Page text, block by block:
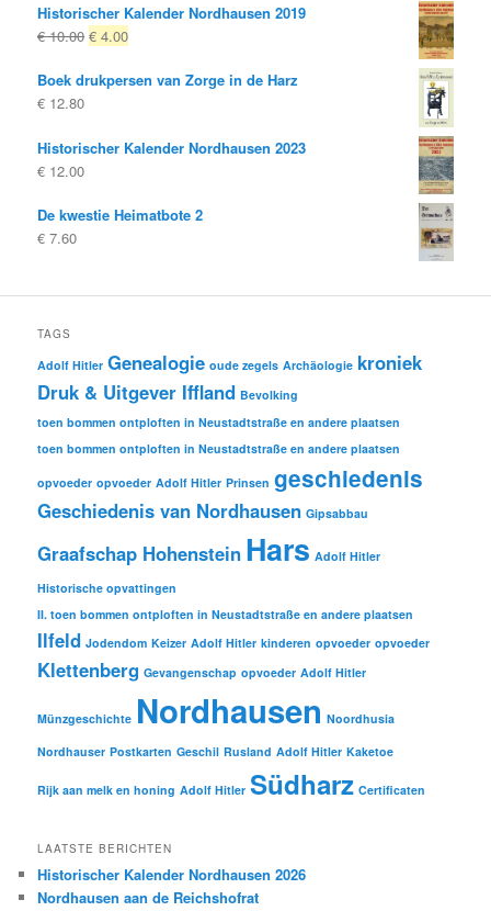
Historischer Kalender Nordhausen 2019
€10.00 Oorspronkelijke
was:
€ 4.00Huidige
is:
Boek drukpersen van Zorge in de Harz
€ 12.80
Historischer Kalender Nordhausen 2023
€ 12.00
De kwestie Heimatbote 2
€ 7.60
TAGS
Adolf Hitler Genealogie oude zegels Archäologie kroniek
Druk & Uitgever Iffland Bevolking
toen bommen ontploften in Neustadtstraße en andere plaatsen
toen bommen ontploften in Neustadtstraße en andere plaatsen
opvoeder opvoeder Adolf Hitler Prinsen geschiedenis
Geschiedenis van Nordhausen Gipsabbau
Graafschap Hohenstein Hars Adolf Hitler
Historische opvattingen
II. toen bommen ontploften in Neustadtstraße en andere plaatsen
Ilfeld Jodendom Keizer Adolf Hitler kinderen opvoeder opvoeder
Klettenberg Gevangenschap opvoeder Adolf Hitler
Münzgeschichte Nordhausen Noordhusia
Nordhauser Postkarten Geschil Rusland Adolf Hitler Kaketoe
Rijk aan melk en honing Adolf Hitler Südharz Certificaten
LAATSTE BERICHTEN
Historischer Kalender Nordhausen 2026
Nordhausen aan de Reichshofrat